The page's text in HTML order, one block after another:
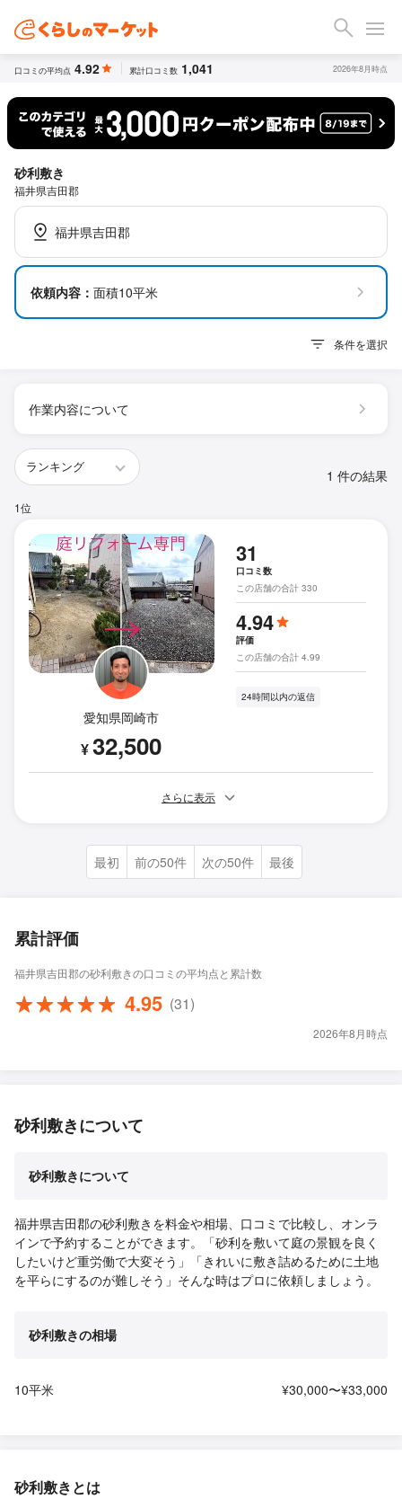
口コミの平均点 4.92 累計口コミ数 1,041 2026年8月時点
砂利敷き
福井県吉田郡
福井県吉田郡
依頼内容： 面積10平米
条件を選択
作業内容について
1 件の結果
1位
愛知県岡崎市
¥32,500
31
口コミ数
この店舗の合計 330
4.94
評価
この店舗の合計 4.99
24時間以内の返信
さらに表示
最初 前の50件 次の50件 最後
累計評価
福井県吉田郡の砂利敷きの口コミの平均点と累計数
4.95 (31)
2026年8月時点
砂利敷きについて
砂利敷きについて
福井県吉田郡の砂利敷きを料金や相場、口コミで比較し、オンラ
インで予約することができます。「砂利を敷いて庭の景観を良く
したいけど重労働で大変そう」「きれいに敷き詰めるために土地
を平らにするのが難しそう」そんな時はプロに依頼しましょう。
砂利敷きの相場
10平米 ¥30,000〜¥33,000
砂利敷きとは